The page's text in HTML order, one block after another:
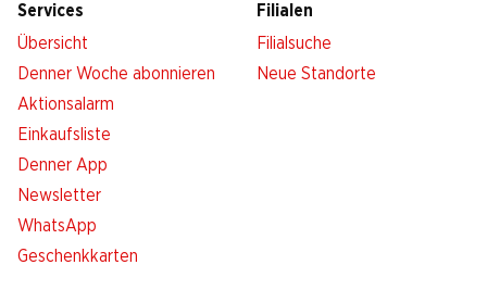
Services
Übersicht
Denner Woche abonnieren
Aktionsalarm
Einkaufsliste
Denner App
Newsletter
WhatsApp
Geschenkkarten
Filialen
Filialsuche
Neue Standorte